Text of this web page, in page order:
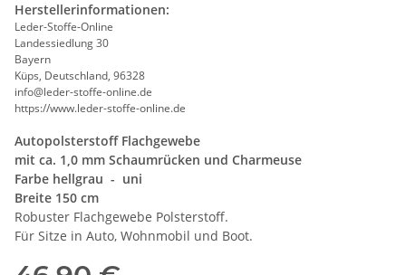
Herstellerinformationen:
Leder-Stoffe-Online
Landessiedlung 30
Bayern
Küps, Deutschland, 96328
info@leder-stoffe-online.de
https://www.leder-stoffe-online.de
Autopolsterstoff Flachgewebe
mit ca. 1,0 mm Schaumrücken und Charmeuse
Farbe hellgrau - uni
Breite 150 cm
Robuster Flachgewebe Polsterstoff.
Für Sitze in Auto, Wohnmobil und Boot.